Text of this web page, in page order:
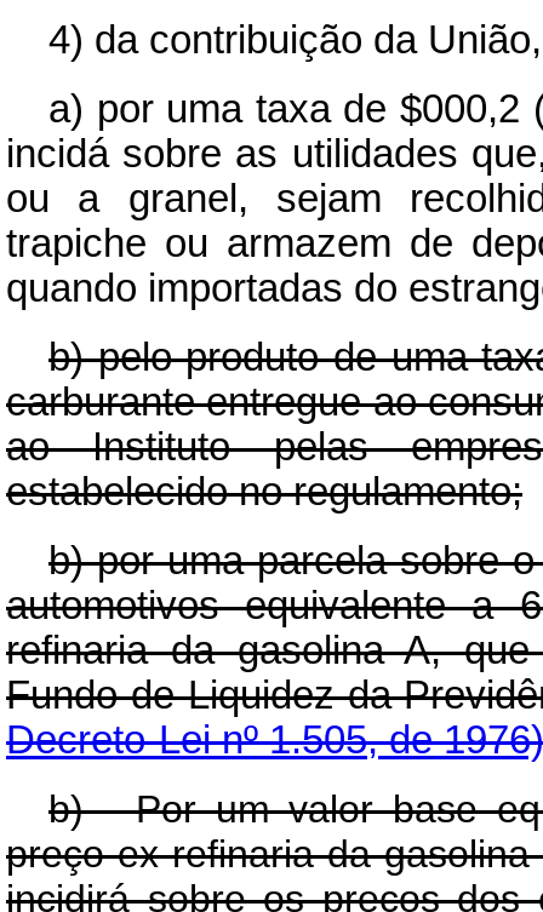
4) da contribuição da
a) por uma taxa de $000,2
incidá sobre as utilidades
ou a granel, sejam
trapiche ou armazem de
quando importadas do
b) pelo produto de uma
carburante entregue ao
ao Instituto pelas
estabelecido no regulamento;
b) por uma parcela sobre
automotivos equivalente
refinaria da gasolina A,
Fundo de Liquidez da
Decreto-Lei nº 1.505, de 1976)
b) - Por um valor base
preço ex-refinaria da
incidirá sobre os preços dos